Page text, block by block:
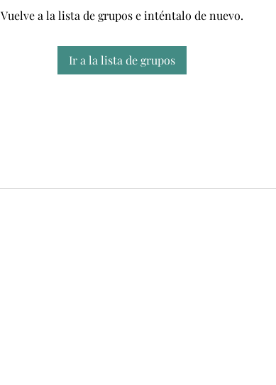
Vuelve a la lista de grupos e inténtalo de nuevo.
Ir a la lista de grupos